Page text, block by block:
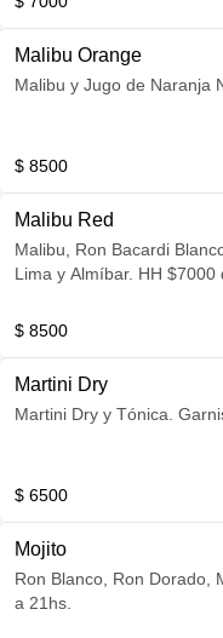
Malibu Orange
Malibu y Jugo de Naranja
$ 8500
Malibu Red
Malibu, Ron Bacardi
Lima y Almíbar. HH $7000
$ 8500
Martini Dry
Martini Dry y Tónica.
$ 6500
Mojito
Ron Blanco, Ron Dorado,
a 21hs.